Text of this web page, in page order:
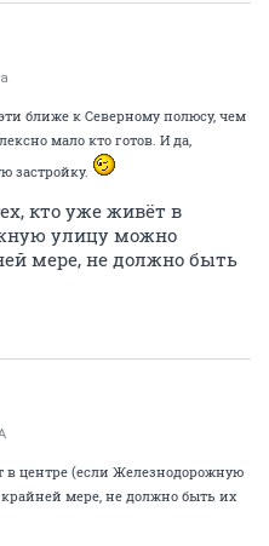
ближе к Северному полюсу, чем
мало кто готов. И да,
застройку.
кто уже живёт в
улицу можно
мере, не должно быть
в центре (если Железнодорожную
мере, не должно быть их